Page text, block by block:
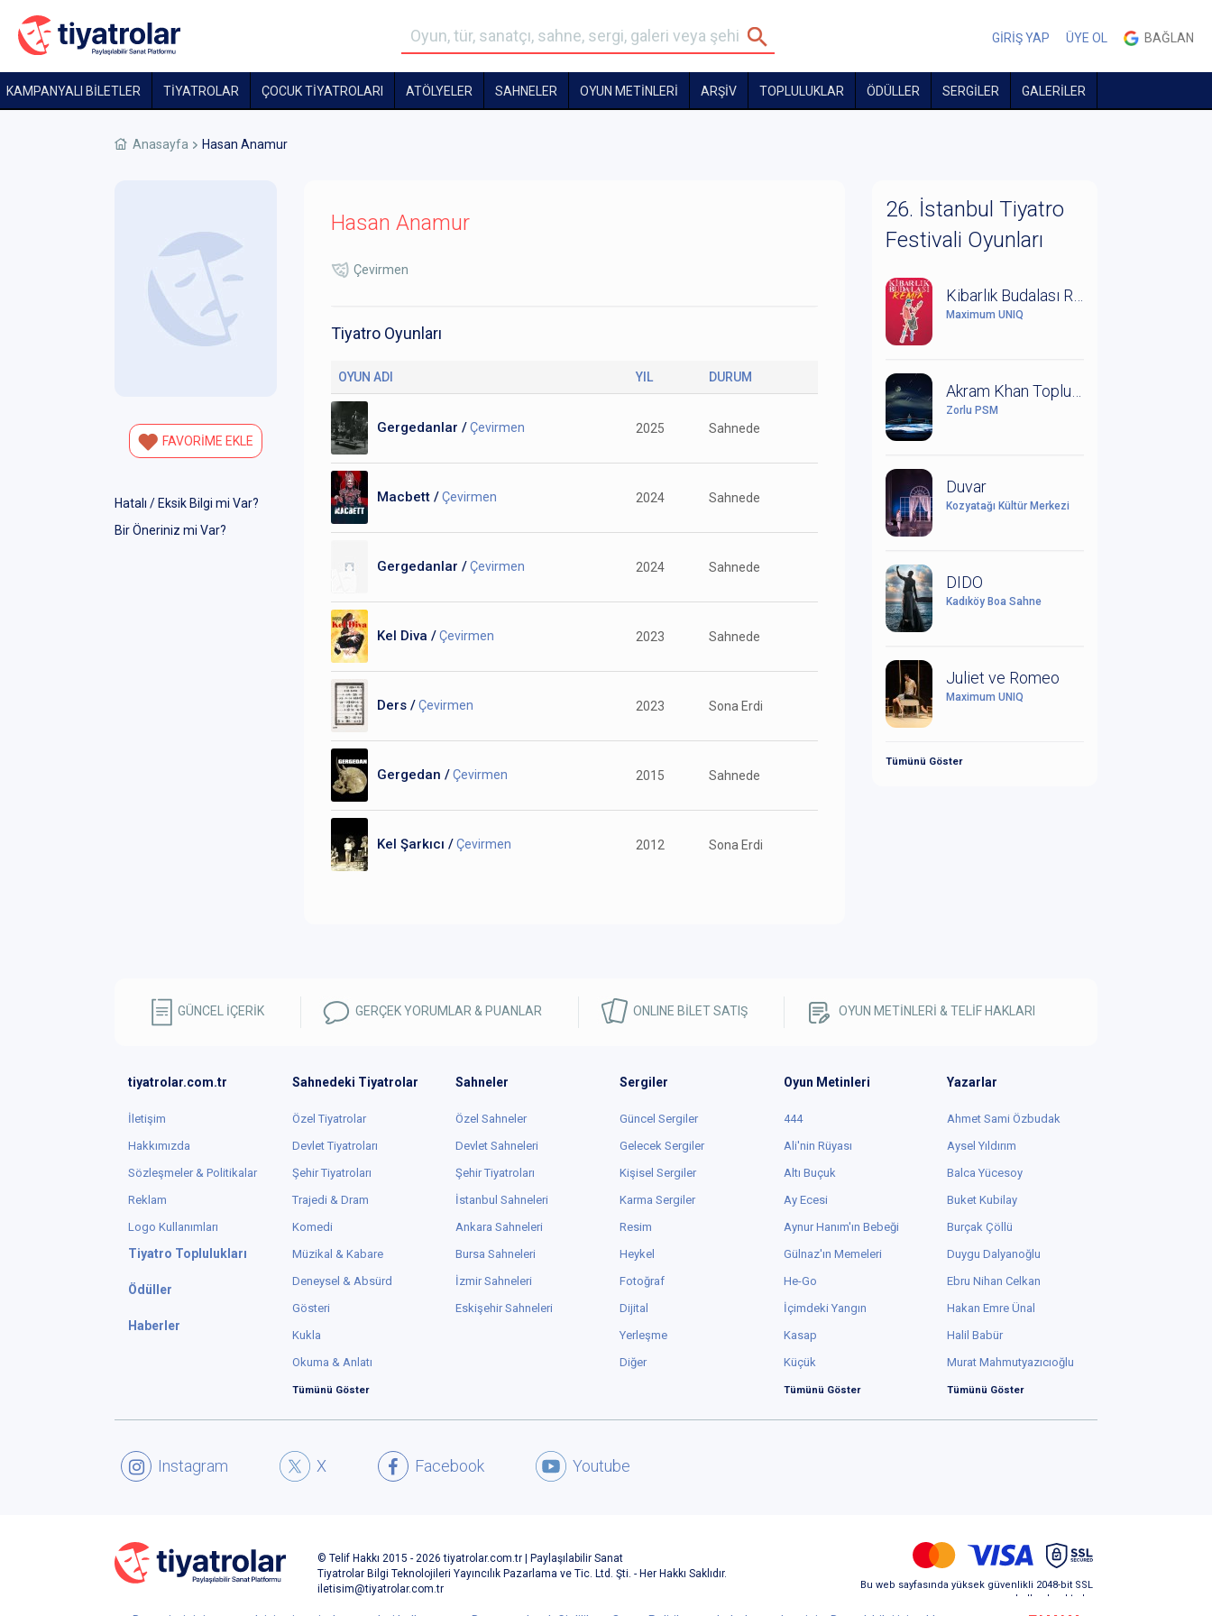
GİRİŞ YAP ÜYE OL BAĞLAN
KAMPANYALI BİLETLER TİYATROLAR ÇOCUK TIYATROLARI ATÖLYELER SAHNELER OYUN METİNLERİ ARŞİV TOPLULUKLAR ÖDÜLLER SERGİLER GALERİLER
Anasayfa Hasan Anamur
FAVORİME EKLE
Hatalı / Eksik Bilgi mi Var?
Bir Öneriniz mi Var?
Hasan Anamur
Çevirmen
Tiyatro Oyunları
OYUN ADI YIL DURUM
Gergedanlar /Çevirmen 2025 Sahnede
Macbett /Çevirmen 2024 Sahnede
Gergedanlar /Çevirmen 2024 Sahnede
Kel Diva /Çevirmen 2023 Sahnede
Ders /Çevirmen 2023 Sona Erdi
Gergedan /Çevirmen 2015 Sahnede
Kel Şarkıcı /Çevirmen 2012 Sona Erdi
26. İstanbul Tiyatro
Festivali Oyunları
Maximum UNIQ
Zorlu PSM
Duvar
Kozyatağı Kültür Merkezi
DIDO
Kadıköy Boa Sahne
Juliet ve Romeo
Maximum UNIQ
Tümünü Göster
GÜNCEL İÇERİK GERÇEK YORUMLAR & PUANLAR ONLINE BİLET SATIŞ OYUN METİNLERİ & TELİF HAKLARI
tiyatrolar.com.tr
İletişim
Hakkımızda
Sözleşmeler & Politikalar
Reklam
Logo Kullanımları
Tiyatro Toplulukları
Ödüller
Haberler
Sahnedeki Tiyatrolar
Özel Tiyatrolar
Devlet Tiyatroları
Şehir Tiyatroları
Trajedi & Dram
Komedi
Müzikal & Kabare
Deneysel & Absürd
Gösteri
Kukla
Okuma & Anlatı
Tümünü Göster
Sahneler
Özel Sahneler
Devlet Sahneleri
Şehir Tiyatroları
İstanbul Sahneleri
Ankara Sahneleri
Bursa Sahneleri
İzmir Sahneleri
Eskişehir Sahneleri
Sergiler
Güncel Sergiler
Gelecek Sergiler
Kişisel Sergiler
Karma Sergiler
Resim
Heykel
Fotoğraf
Dijital
Yerleşme
Diğer
Oyun Metinleri
444
Ali'nin Rüyası
Altı Buçuk
Ay Ecesi
Aynur Hanım'ın Bebeği
Gülnaz'ın Memeleri
He-Go
İçimdeki Yangın
Kasap
Küçük
Tümünü Göster
Yazarlar
Ahmet Sami Özbudak
Aysel Yıldırım
Balca Yücesoy
Buket Kubilay
Burçak Çöllü
Duygu Dalyanoğlu
Ebru Nihan Celkan
Hakan Emre Ünal
Halil Babür
Murat Mahmutyazıcıoğlu
Tümünü Göster
Youtube
Facebook
X
Instagram
© Telif Hakkı 2015 - 2026 tiyatrolar.com.tr | Paylaşılabilir Sanat
Tiyatrolar Bilgi Teknolojileri Yayıncılık Pazarlama ve Tic. Ltd. Şti. - Her Hakkı Saklıdır.
iletisim@tiyatrolar.com.tr
Bu web sayfasında yüksek güvenlikli 2048-bit SSL
kullanılmaktadır.